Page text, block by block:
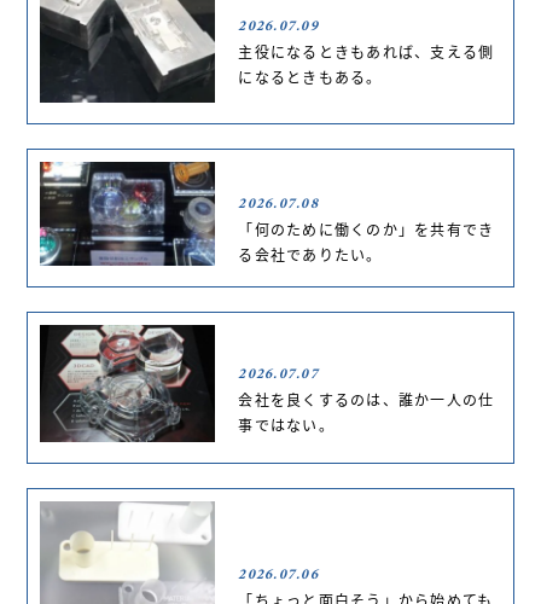
2026.07.09
主役になるときもあれば、支える側
になるときもある。
2026.07.08
「何のために働くのか」を共有でき
る会社でありたい。
2026.07.07
会社を良くするのは、誰か一人の仕
事ではない。
2026.07.06
「ちょっと面白そう」から始めても